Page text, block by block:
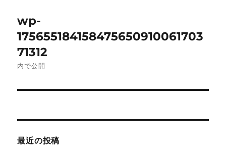
稿
ナ
ビ
ゲ
ー
シ
wp-
175655184158475650910061703
71312
内で公開
最近の投稿